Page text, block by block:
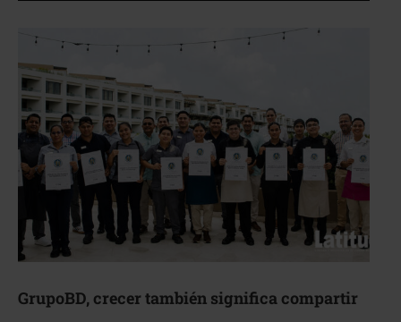
GrupoBD, crecer también significa compartir